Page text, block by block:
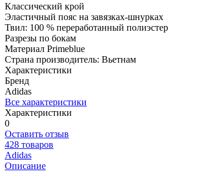
Классический крой
Эластичный пояс на завязках-шнурках
Твил: 100 % переработанный полиэстер
Разрезы по бокам
Материал Primeblue
Страна производитель: Вьетнам
Характеристики
Бренд
Adidas
Все характеристики
Характеристики
0
Оставить отзыв
428 товаров
Adidas
Описание